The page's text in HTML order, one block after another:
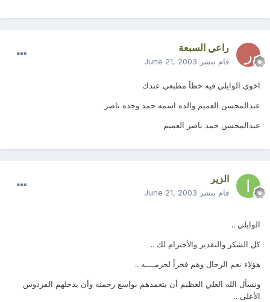
راعي السبعة
قام بنشر June 21, 2003
اخوي الوايلي فيه خطأ مطبعي عندك
عبدالمحسن العميم والده اسمه حمد وجده ناصر
عبدالمحسن حمد ناصر العميم
الزير
قام بنشر June 21, 2003
الوايلي ..
كل الشكر والتقدير والأحترام لك ..
هؤلاء نعم الرجال وهم فخراً لحرمــــه ..
ونسأل الله العلي العظيم أن يتغمدهم بواسع رحمته وأن يدخلهم الفردوس
الأعلى ..